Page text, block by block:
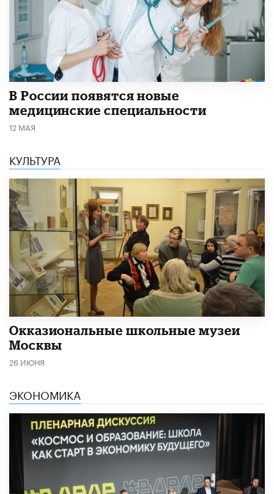
В России появятся новые
медицинские специальности
12 МАЯ
КУЛЬТУРА
​Окказиональные школьные музеи
Москвы
26 ИЮНЯ
ЭКОНОМИКА